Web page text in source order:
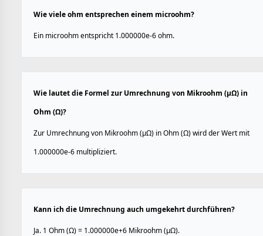
Wie viele ohm entsprechen einem microohm?
Ein microohm entspricht 1.000000e-6 ohm.
Wie lautet die Formel zur Umrechnung von Mikroohm (µΩ) in
Ohm (Ω)?
Zur Umrechnung von Mikroohm (µΩ) in Ohm (Ω) wird der Wert mit
1.000000e-6 multipliziert.
Kann ich die Umrechnung auch umgekehrt durchführen?
Ja. 1 Ohm (Ω) = 1.000000e+6 Mikroohm (µΩ).